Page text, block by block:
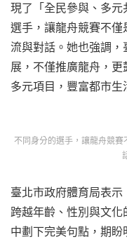
現了「全民參與、多
選手，讓龍舟競賽不
流與對話。她也強調
展，不僅推廣龍舟，更
多元項目，豐富都市生
不同身分的選手，讓龍舟競
臺北市政府體育局表
跨越年齡、性別與文
中劃下完美句點，期盼